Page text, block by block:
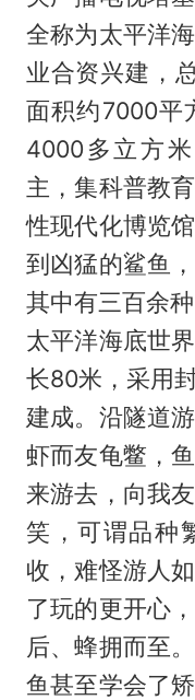
全称为太平洋
业合资兴建，
面积约7000平
4000多立方
主，集科普教
性现代化博览
到凶猛的鲨鱼
其中有三百余
太平洋海底世
长80米，采用
建成。沿隧道
虾而友龟鳖，
来游去，向我
笑，可谓品种
收，难怪游人
了玩的更开心
后、蜂拥而至
鱼甚至学会了